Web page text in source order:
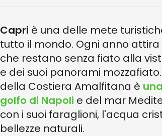
Capri è una delle mete
tutto il mondo. Ogni anno
che restano senza fiato alla
e dei suoi panorami
della Costiera Amalfitana è
golfo di Napoli e del mar
con i suoi faraglioni, l'acqua
bellezze naturali.